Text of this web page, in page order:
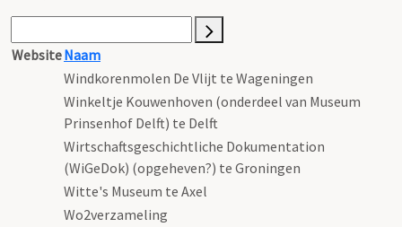
WebsiteNaam
Windkorenmolen De Vlijt te Wageningen
Winkeltje Kouwenhoven (onderdeel van Museum
Prinsenhof Delft) te Delft
Wirtschaftsgeschichtliche Dokumentation
(WiGeDok) (opgeheven?) te Groningen
Witte's Museum te Axel
Wo2verzameling